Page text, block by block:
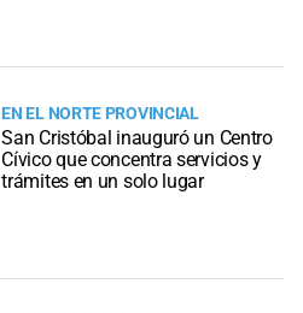
EN EL NORTE PROVINCIAL
San Cristóbal inauguró un Centro
Cívico que concentra servicios y
trámites en un solo lugar